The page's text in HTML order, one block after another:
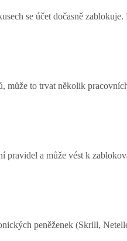
se účet dočasně
to trvat několik
a může vést k
peněženek (Skrill,